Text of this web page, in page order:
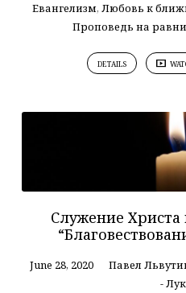
Евангелизм, Любовь к
Проповедь на
DETAILS
Служение Христа
June 28, 2020 Павел
-